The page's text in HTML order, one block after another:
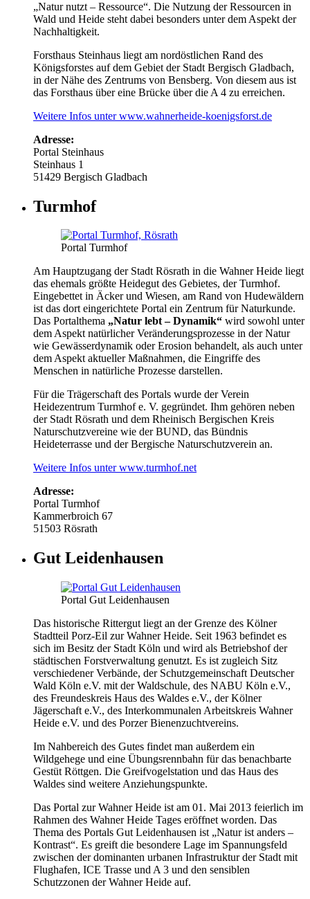
„Natur nutzt – Ressource“. Die Nutzung der Ressourcen in
Wald und Heide steht dabei besonders unter dem Aspekt der
Nachhaltigkeit.
Forsthaus Steinhaus liegt am nordöstlichen Rand des
Königsforstes auf dem Gebiet der Stadt Bergisch Gladbach,
in der Nähe des Zentrums von Bensberg. Von diesem aus ist
das Forsthaus über eine Brücke über die A 4 zu erreichen.
Weitere Infos unter www.wahnerheide-koenigsforst.de
Adresse:
Portal Steinhaus
Steinhaus 1
51429 Bergisch Gladbach
Turmhof
Portal Turmhof
Am Hauptzugang der Stadt Rösrath in die Wahner Heide liegt
das ehemals größte Heidegut des Gebietes, der Turmhof.
Eingebettet in Äcker und Wiesen, am Rand von Hudewäldern
ist das dort eingerichtete Portal ein Zentrum für Naturkunde.
Das Portalthema „Natur lebt – Dynamik“ wird sowohl unter
dem Aspekt natürlicher Veränderungsprozesse in der Natur
wie Gewässerdynamik oder Erosion behandelt, als auch unter
dem Aspekt aktueller Maßnahmen, die Eingriffe des
Menschen in natürliche Prozesse darstellen.
Für die Trägerschaft des Portals wurde der Verein
Heidezentrum Turmhof e. V. gegründet. Ihm gehören neben
der Stadt Rösrath und dem Rheinisch Bergischen Kreis
Naturschutzvereine wie der BUND, das Bündnis
Heideterrasse und der Bergische Naturschutzverein an.
Weitere Infos unter www.turmhof.net
Adresse:
Portal Turmhof
Kammerbroich 67
51503 Rösrath
Gut Leidenhausen
Portal Gut Leidenhausen
Das historische Rittergut liegt an der Grenze des Kölner
Stadtteil Porz-Eil zur Wahner Heide. Seit 1963 befindet es
sich im Besitz der Stadt Köln und wird als Betriebshof der
städtischen Forstverwaltung genutzt. Es ist zugleich Sitz
verschiedener Verbände, der Schutzgemeinschaft Deutscher
Wald Köln e.V. mit der Waldschule, des NABU Köln e.V.,
des Freundeskreis Haus des Waldes e.V., der Kölner
Jägerschaft e.V., des Interkommunalen Arbeitskreis Wahner
Heide e.V. und des Porzer Bienenzuchtvereins.
Im Nahbereich des Gutes findet man außerdem ein
Wildgehege und eine Übungsrennbahn für das benachbarte
Gestüt Röttgen. Die Greifvogelstation und das Haus des
Waldes sind weitere Anziehungspunkte.
Das Portal zur Wahner Heide ist am 01. Mai 2013 feierlich im
Rahmen des Wahner Heide Tages eröffnet worden. Das
Thema des Portals Gut Leidenhausen ist „Natur ist anders –
Kontrast“. Es greift die besondere Lage im Spannungsfeld
zwischen der dominanten urbanen Infrastruktur der Stadt mit
Flughafen, ICE Trasse und A 3 und den sensiblen
Schutzzonen der Wahner Heide auf.